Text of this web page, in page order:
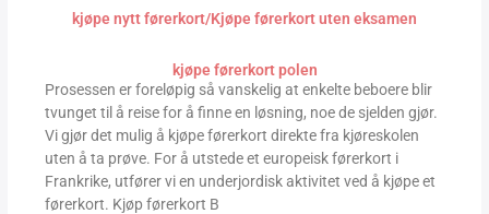
kjøpe nytt førerkort/Kjøpe førerkort uten eksamen
kjøpe førerkort polen
Prosessen er foreløpig så vanskelig at enkelte beboere blir
tvunget til å reise for å finne en løsning, noe de sjelden gjør.
Vi gjør det mulig å kjøpe førerkort direkte fra kjøreskolen
uten å ta prøve. For å utstede et europeisk førerkort i
Frankrike, utfører vi en underjordisk aktivitet ved å kjøpe et
førerkort. Kjøp førerkort B